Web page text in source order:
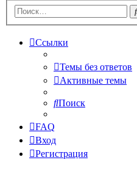
Ссылки
Темы без ответов
Активные темы
Поиск
FAQ
Вход
Регистрация